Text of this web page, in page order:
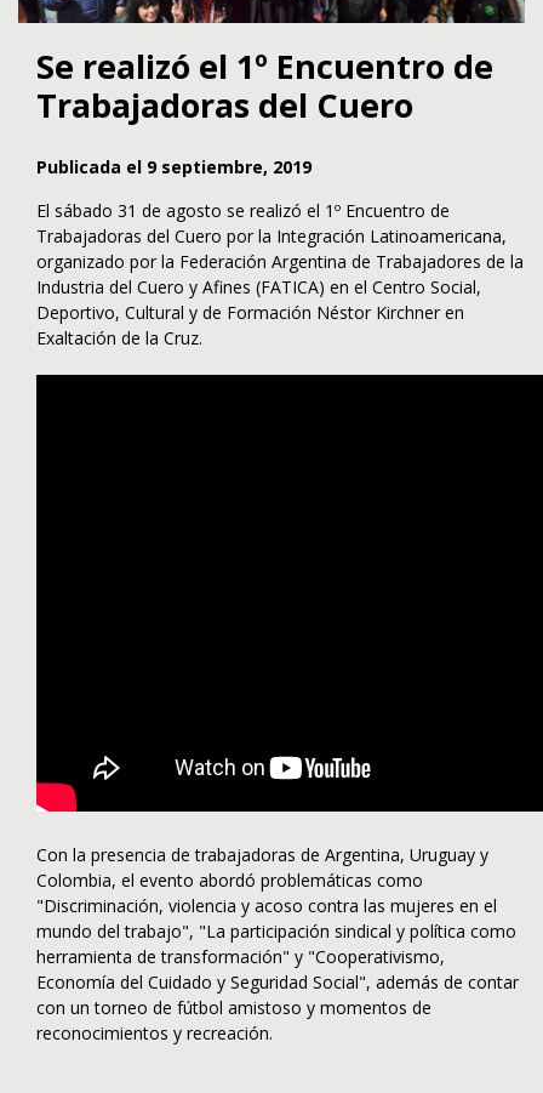
Se realizó el 1º Encuentro de
Trabajadoras del Cuero
Publicada el 9 septiembre, 2019
El sábado 31 de agosto se realizó el 1º Encuentro de
Trabajadoras del Cuero por la Integración Latinoamericana,
organizado por la Federación Argentina de Trabajadores de la
Industria del Cuero y Afines (FATICA) en el Centro Social,
Deportivo, Cultural y de Formación Néstor Kirchner en
Exaltación de la Cruz.
Con la presencia de trabajadoras de Argentina, Uruguay y
Colombia, el evento abordó problemáticas como
"Discriminación, violencia y acoso contra las mujeres en el
mundo del trabajo", "La participación sindical y política como
herramienta de transformación" y "Cooperativismo,
Economía del Cuidado y Seguridad Social", además de contar
con un torneo de fútbol amistoso y momentos de
reconocimientos y recreación.